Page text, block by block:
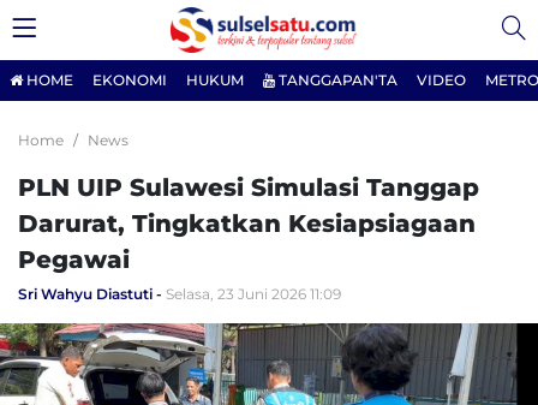
HOME EKONOMI HUKUM TANGGAPAN'TA VIDEO
Home News
PLN UIP Sulawesi Simulasi Tanggap
Darurat, Tingkatkan Kesiapsiagaan
Pegawai
Sri Wahyu Diastuti Selasa, 23 Juni 2026 11:09